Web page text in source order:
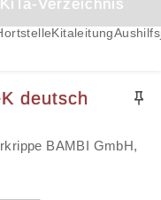
KiTa-Verzeichnis
Kitaleitung
deutsch
BAMBI GmbH,